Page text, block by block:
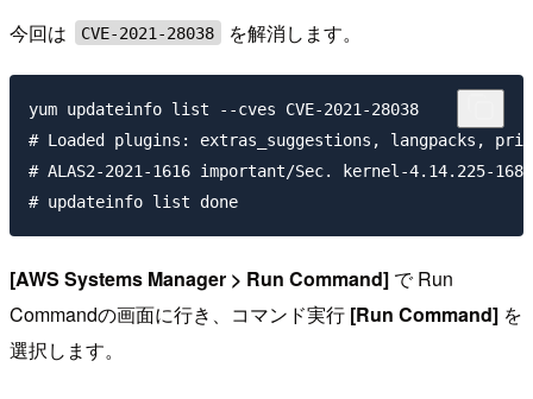
今回は CVE-2021-28038 を解消します。
yum updateinfo list --cves CVE-2021-28038
# Loaded plugins: extras_suggestions, langpacks,
# ALAS2-2021-1616 important/Sec. kernel-4.14.225-
[AWS Systems Manager > Run Command] で Run
Commandの画面に行き、コマンド実行 [Run Command] を
選択します。